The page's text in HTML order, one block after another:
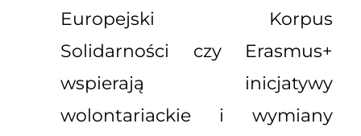
Europejski Korpus
Solidarności czy Erasmus+
wspierają inicjatywy
wolontariackie i wymiany